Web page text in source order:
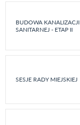
BUDOWA KANALIZACJI
SANITARNEJ - ETAP II
SESJE RADY MIEJSKIEJ